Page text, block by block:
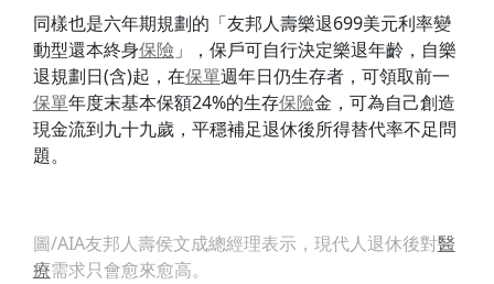
同樣也是六年期規劃的「友邦人壽樂退699美元利率變
動型還本終身保險」，保戶可自行決定樂退年齡，自樂
退規劃日(含)起，在保單週年日仍生存者，可領取前一
保單年度末基本保額24%的生存保險金，可為自己創造
現金流到九十九歲，平穩補足退休後所得替代率不足問
題。
圖/AIA友邦人壽侯文成總經理表示，現代人退休後對醫
療需求只會愈來愈高。